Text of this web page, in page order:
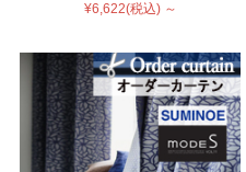
¥6,622(税込) ～